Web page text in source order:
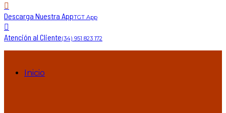
Descarga Nuestra AppTGT App
Atención al Cliente(34) 951 823 172
Inicio